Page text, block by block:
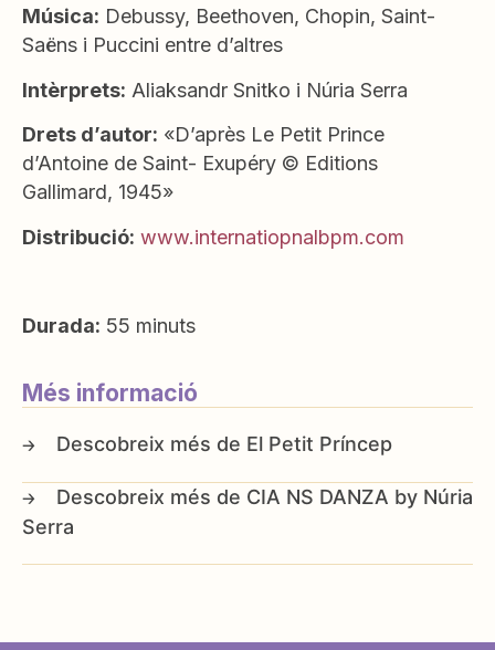
Música: Debussy, Beethoven, Chopin, Saint-
Saëns i Puccini entre d’altres
Intèrprets: Aliaksandr Snitko i Núria Serra
Drets d’autor: «D’après Le Petit Prince
d’Antoine de Saint- Exupéry © Editions
Gallimard, 1945»
Distribució: www.internatiopnalbpm.com
Durada: 55 minuts
Més informació
El Petit Príncep
CIA NS DANZA by Núria
Serra